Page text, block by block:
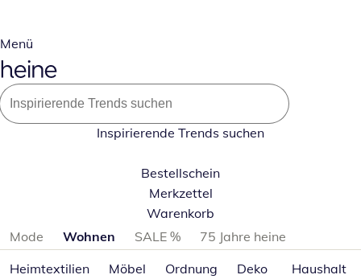
Menü
Inspirierende Trends suchen
Bestellschein
Merkzettel
Warenkorb
Produktkategorien überspringen
Mode Wohnen SALE %
75 Jahre heine
Heimtextilien
Möbel
Ordnung
Deko
Haushalt